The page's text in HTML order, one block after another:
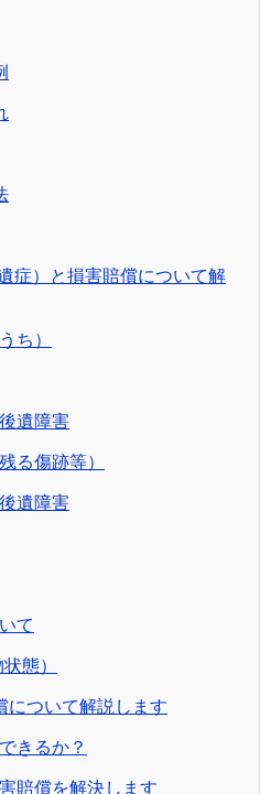
症）と損害賠償について解
ち）
遺障害
る傷跡等）
遺障害
て
態）
について解説します
きるか？
賠償を解決します